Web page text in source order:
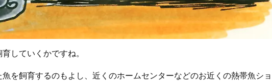
していくかですね。
を飼育するのもよし、近くのホームセンターなどのお近くの熱帯魚ショ